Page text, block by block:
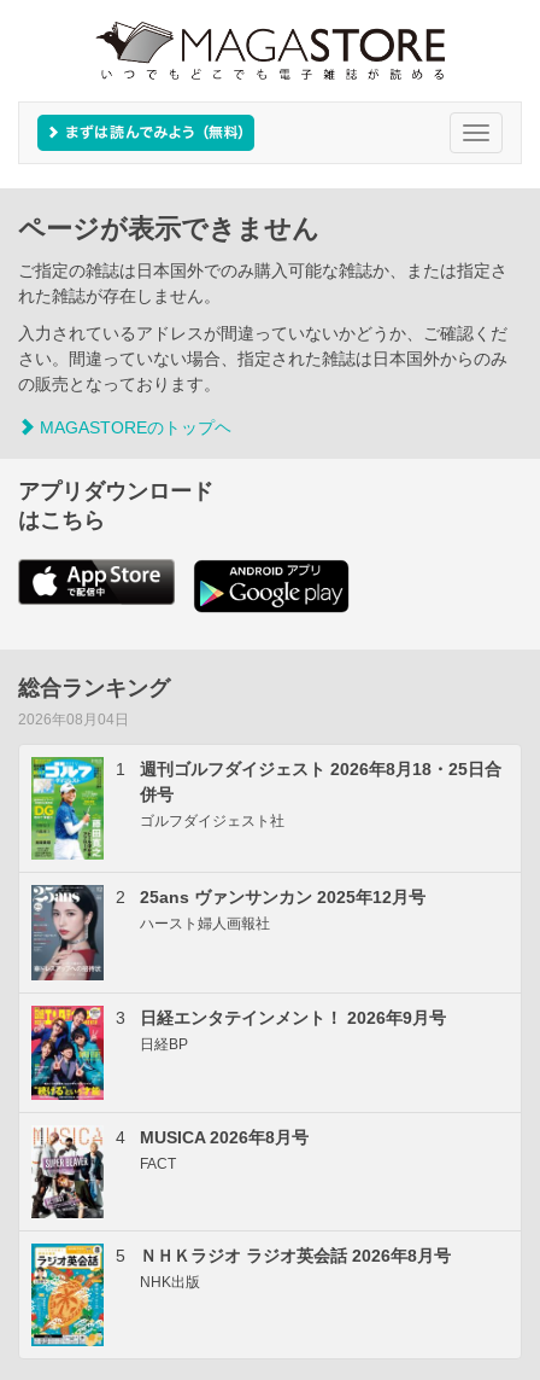
Toggle
ページが表示できません
ご指定の雑誌は日本国外でのみ購入可能な雑誌か、または指定さ
れた雑誌が存在しません。
入力されているアドレスが間違っていないかどうか、ご確認くだ
さい。間違っていない場合、指定された雑誌は日本国外からのみ
の販売となっております。
MAGASTOREのトップヘ
アプリダウンロード
はこちら
総合ランキング
2026年08月04日
1
週刊ゴルフダイジェスト 2026年8月18・25日合
併号
ゴルフダイジェスト社
2 25ans ヴァンサンカン 2025年12月号
ハースト婦人画報社
3 日経エンタテインメント！ 2026年9月号
日経BP
4 MUSICA 2026年8月号
FACT
5 ＮＨＫラジオ ラジオ英会話 2026年8月号
NHK出版